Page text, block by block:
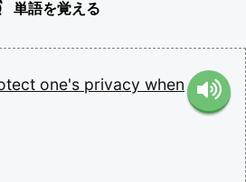
単語を覚える
one's privacy when